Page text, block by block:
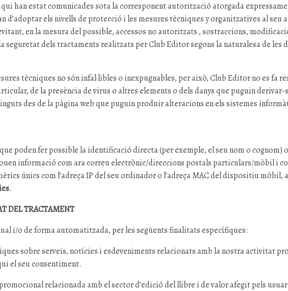
han estat comunicades sota la corresponent autorització atorgada
d’adoptar els nivells de protecció i les mesures tècniques y organitzatives al seu
en la mesura del possible, accessos no autoritzats , sostraccions,
seguretat dels tractaments realitzats per Club Editor segons la naturalesa de les
tècniques no són infal·libles o inexpugnables, per això, Club Editor no es fa
de la presència de virus o altres elements o dels danys que puguin derivar-
des de la pàgina web que puguin produir alteracions en els sistemes
poden fer possible la identificació directa (per exemple, el seu nom o cognom)
informació com ara correu electrònic/direccions postals particulars/mòbil i
únics com l’adreça IP del seu ordinador o l’adreça MAC del dispositiu mòbil,
.
DEL TRACTAMENT
i/o de forma automatitzada, per les següents finalitats específiques:
sobre serveis, notícies i esdeveniments relacionats amb la nostra activitat
el seu consentiment.
relacionada amb el sector d’edició del llibre i de valor afegit pels